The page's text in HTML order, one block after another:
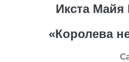
Икста
«Королева